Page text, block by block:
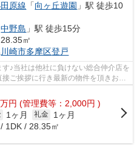
原線 「向ヶ丘遊園 」駅 徒歩10
中野島 」駅 徒歩15分
㎡
川崎市多摩区登戸
♪当社は他社に負けない総合仲介店を
ご挨拶に行き最新の物件を頂きお客
万円 (管理費等：2,000円 )
1ヶ月 礼金
1ヶ月
1DK / 28.35㎡